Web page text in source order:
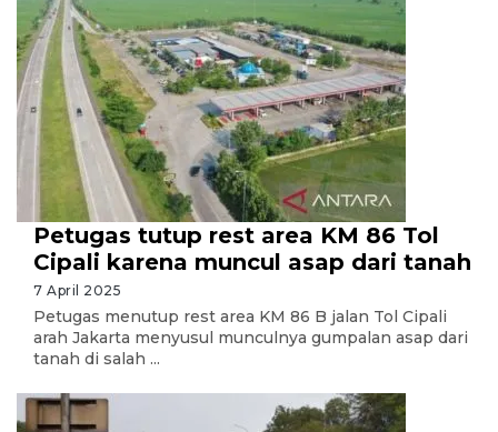
Petugas tutup rest area KM 86 Tol
Cipali karena muncul asap dari tanah
7 April 2025
Petugas menutup rest area KM 86 B jalan Tol Cipali
arah Jakarta menyusul munculnya gumpalan asap dari
tanah di salah ...